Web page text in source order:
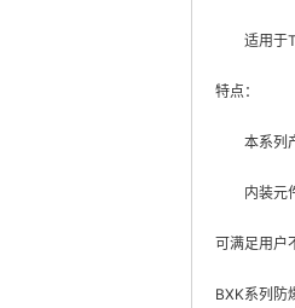
适用于
特点：
本系列产
内装元件
可满足用户
BXK系列防